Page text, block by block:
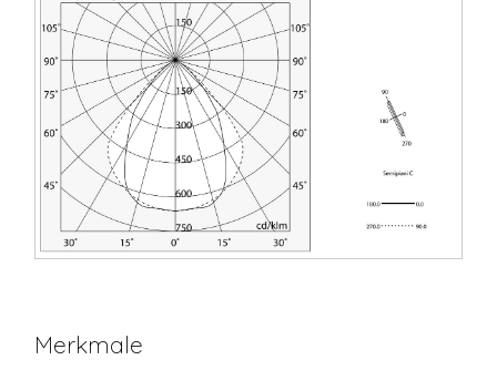
Merkmale